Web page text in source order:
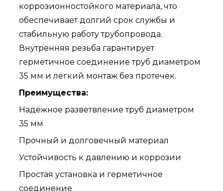
коррозионностойкого материала, что
обеспечивает долгий срок службы и
стабильную работу трубопровода.
Внутренняя резьба гарантирует
герметичное соединение труб диаметром
35 мм и лёгкий монтаж без протечек.
Преимущества:
Надёжное разветвление труб диаметром
35 мм
Прочный и долговечный материал
Устойчивость к давлению и коррозии
Простая установка и герметичное
соединение